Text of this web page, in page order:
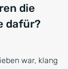
die
dafür?
war, klang